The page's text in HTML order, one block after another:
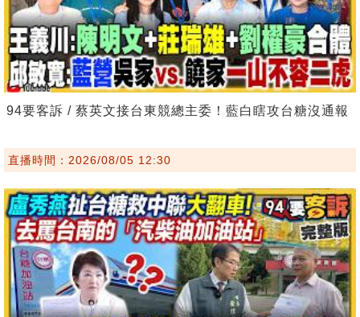
94要客訴 / 蔡英文接台東競總主委！藍白瞎攻台糖沒通報
直播時間：2026/08/05 12:30